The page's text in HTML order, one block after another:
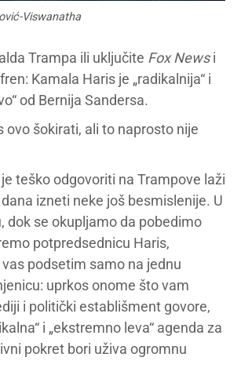
Viswanatha
Trampa ili uključite Fox Newsi
Kamala Haris je „radikalnija“ i
od Bernija Sandersa.
ovo šokirati, ali to naprosto nije
teško odgovoriti na Trampove laži
izneti neke još besmislenije. U
dok se okupljamo da pobedimo
potpredsednicu Haris,
podsetim samo na jednu
uprkos onome što vam
i politički establišment govore,
i „ekstremno leva“ agenda za
pokret bori uživa ogromnu